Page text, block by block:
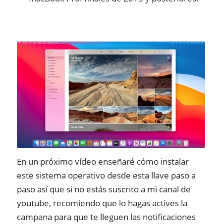
En un próximo vídeo enseñaré cómo instalar
este sistema operativo desde esta llave paso a
paso así que si no estás suscrito a mi canal de
youtube, recomiendo que lo hagas actives la
campana para que te lleguen las notificaciones